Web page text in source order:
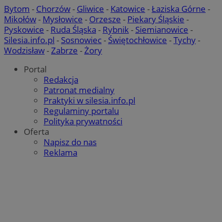
Bytom - Chorzów- Gliwice - Katowice -Łaziska Górne -
Mikołów- Mysłowice - Orzesze - Piekary Śląskie -
Pyskowice - Ruda Śląska - Rybnik- Siemianowice -
Silesia.info.pl - Sosnowiec- Świętochłowice -Tychy-
Wodzisław-Zabrze -Żory
Portal
Redakcja
Patronat medialny
Praktyki w silesia.info.pl
Regulaminy portalu
Polityka prywatności
Oferta
Napisz do nas
Reklama
VISITOR_PRIVACY_METADATA
YouTube
.youtube.com
5 miesięcy 4